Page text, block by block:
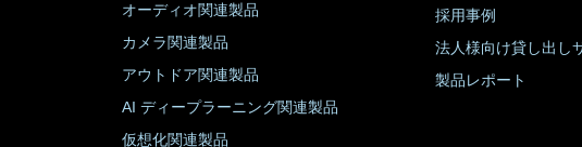
オーディオ関連製品
カメラ関連製品
アウトドア関連製品
AI ディープラーニング関連製品
仮想化関連製品
採用事例
法人様向け貸し出し
製品レポート